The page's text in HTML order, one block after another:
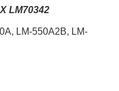
LM70342
LM-550A2B, LM-